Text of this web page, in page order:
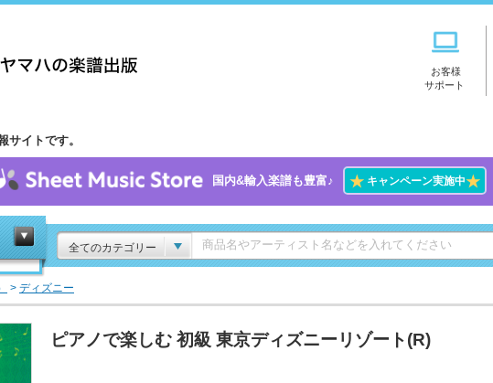
お客様
サポート
サイトです。
国内&輸入楽譜も豊富♪ ★キャンペーン実施中★
全てのカテゴリー
> ディズニー
ピアノで楽しむ 初級 東京ディズニーリゾート(R)